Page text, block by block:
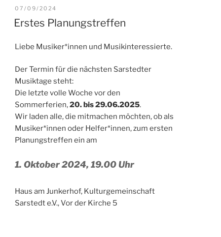
VERÖFFENTLICHT
07/09/2024
Erstes Planungstreffen
Liebe Musiker*innen und Musikinteressierte.
Der Termin für die nächsten Sarstedter
Musiktage steht:
Die letzte volle Woche vor den
Sommerferien,20. bis 29.06.2025.
Wir laden alle, die mitmachen möchten, ob als
Musiker*innen oder Helfer*innen, zum ersten
Planungstreffen ein am
1. Oktober 2024, 19.00 Uhr
Haus am Junkerhof, Kulturgemeinschaft
Sarstedt e.V., Vor der Kirche 5